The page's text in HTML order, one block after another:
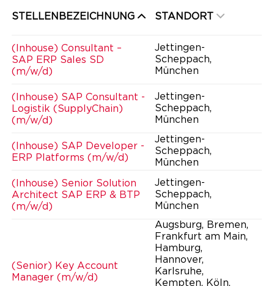
STELLENBEZEICHNUNG STANDORT
(Inhouse) Consultant –
SAP ERP Sales SD
(m/w/d)
Jettingen-
Scheppach,
München
(Inhouse) SAP Consultant -
Logistik (SupplyChain)
(m/w/d)
Jettingen-
Scheppach,
München
(Inhouse) SAP Developer -
ERP Platforms (m/w/d)
Jettingen-
Scheppach,
München
(Inhouse) Senior Solution
Architect SAP ERP & BTP
(m/w/d)
Jettingen-
Scheppach,
München
(Senior) Key Account
Manager (m/w/d)
Augsburg, Bremen,
Frankfurt am Main,
Hamburg,
Hannover,
Karlsruhe,
Kempten, Köln,